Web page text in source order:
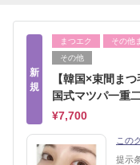
新
規
まつエク その他
その他
【韓国×束間ま
国式マツパ一重
¥7,700
この
提示